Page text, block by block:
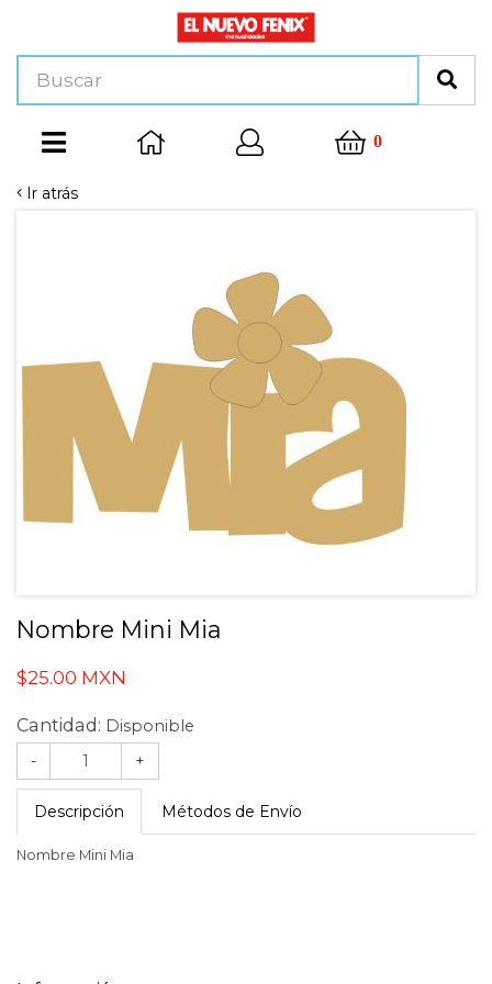
0
Ir atrás
Nombre Mini Mia
$25.00 MXN
Cantidad: Disponible
-
+
Descripción Métodos de Envío
Nombre Mini Mia